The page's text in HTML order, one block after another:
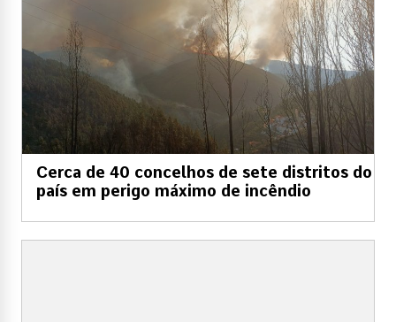
Cerca de 40 concelhos de sete distritos do
país em perigo máximo de incêndio